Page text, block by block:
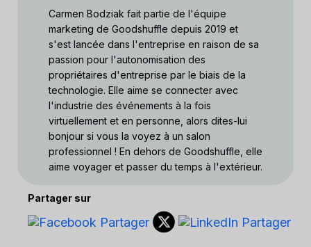
Carmen Bodziak fait partie de l'équipe
marketing de Goodshuffle depuis 2019 et
s'est lancée dans l'entreprise en raison de sa
passion pour l'autonomisation des
propriétaires d'entreprise par le biais de la
technologie. Elle aime se connecter avec
l'industrie des événements à la fois
virtuellement et en personne, alors dites-lui
bonjour si vous la voyez à un salon
professionnel ! En dehors de Goodshuffle, elle
aime voyager et passer du temps à l'extérieur.
Partager sur